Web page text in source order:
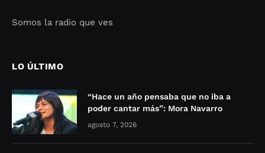
Somos la radio que ves
LO ÚLTIMO
“Hace un año pensaba que no iba a
poder cantar más”: Mora Navarro
agosto 7, 2026